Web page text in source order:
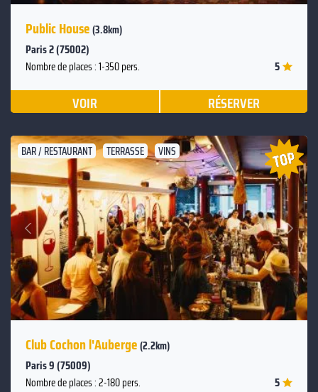
Public House(3.8km)
Paris 2 (75002)
Nombre de places : 1-350 pers. 5
VOIR RÉSERVER
BAR / RESTAURANT TERRASSE VINS
Précédent
Suivant
Club Cochon l'Auberge(2.2km)
Paris 9 (75009)
Nombre de places : 2-180 pers. 5